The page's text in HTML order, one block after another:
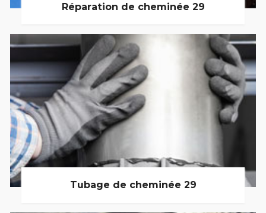
Réparation de cheminée 29
Tubage de cheminée 29